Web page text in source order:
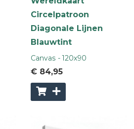
Circelpatroon
Diagonale Lijnen
Blauwtint
Canvas - 120x90
€ 84,95